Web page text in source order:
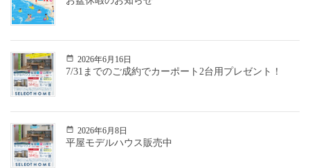
2026年6月16日
7/31までのご成約でカーポート2台用プレゼント！
2026年6月8日
平屋モデルハウス販売中